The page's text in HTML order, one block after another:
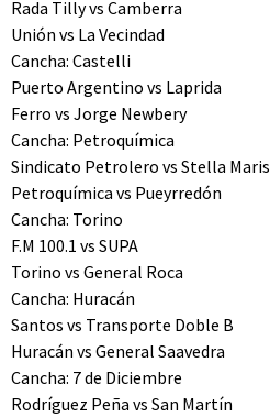
Rada Tilly vs Camberra
Unión vs La Vecindad
Cancha: Castelli
Puerto Argentino vs Laprida
Ferro vs Jorge Newbery
Cancha: Petroquímica
Sindicato Petrolero vs Stella Maris
Petroquímica vs Pueyrredón
Cancha: Torino
F.M 100.1 vs SUPA
Torino vs General Roca
Cancha: Huracán
Santos vs Transporte Doble B
Huracán vs General Saavedra
Cancha: 7 de Diciembre
Rodríguez Peña vs San Martín